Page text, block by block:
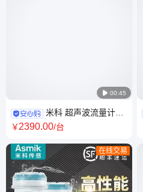
 00:45
米科 超声波流量计手
持式 管段法兰不锈钢 管道中央
￥2390.00/台
在线交易